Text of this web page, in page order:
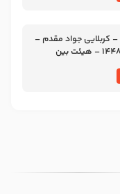
– کربلایی جواد مقدم –
شب هشتم محرم 1448 – هیئت بین